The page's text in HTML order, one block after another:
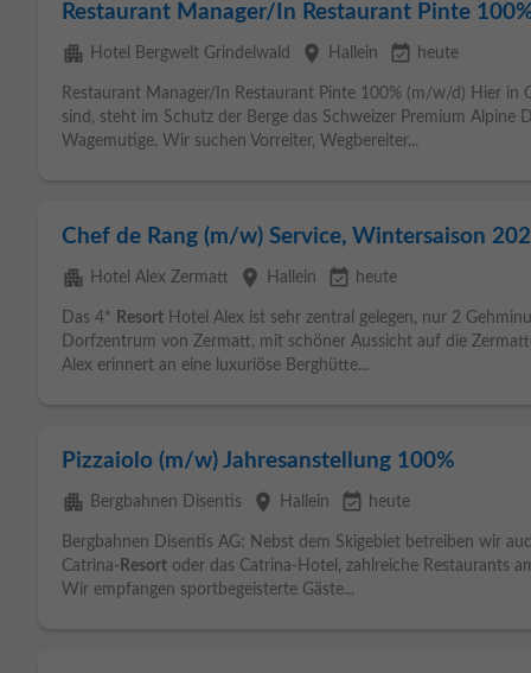
Restaurant Manager/In Restaurant Pinte
apartment Hotel Bergwelt Grindelwald place Hallein event_available heute
Restaurant Manager/In Restaurant Pinte 100% (m/w/d) Hier in
sind, steht im Schutz der Berge das Schweizer Premium Alpine
Wagemutige. Wir suchen Vorreiter, Wegbereiter...
Chef de Rang (m/w) Service, Wintersaison
apartment Hotel Alex Zermatt place Hallein event_available heute
Das 4* Resort Hotel Alex ist sehr zentral gelegen, nur 2
Dorfzentrum von Zermatt, mit schöner Aussicht auf die
Alex erinnert an eine luxuriöse Berghütte...
Pizzaiolo (m/w) Jahresanstellung 100%
apartment Bergbahnen Disentis place Hallein event_available heute
Bergbahnen Disentis AG: Nebst dem Skigebiet betreiben wir
Catrina- Resort oder das Catrina-Hotel, zahlreiche Restaurants
Wir empfangen sportbegeisterte Gäste...